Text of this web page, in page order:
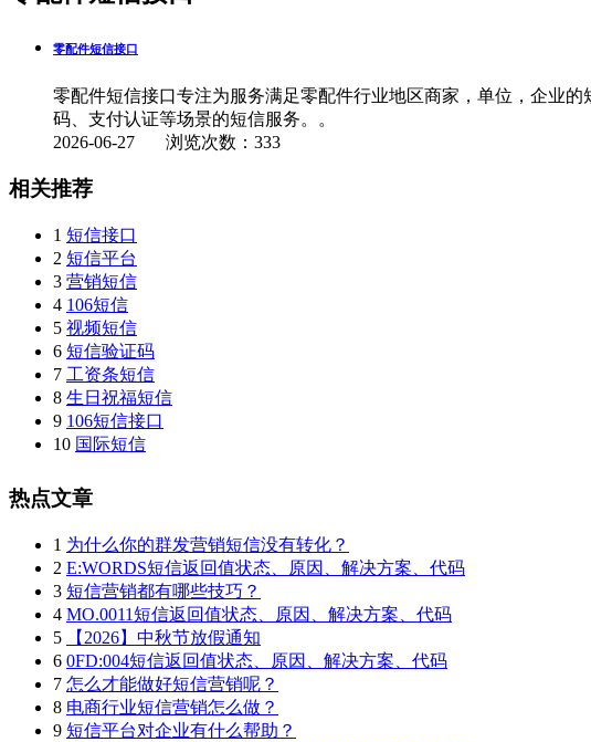
零配件短信接口
零配件短信接口专注为服务满足零配件行业地区商家，单位，企业
码、支付认证等场景的短信服务。。
2026-06-27 浏览次数：333
相关推荐
1 短信接口
2 短信平台
3 营销短信
4 106短信
5 视频短信
6 短信验证码
7 工资条短信
8 生日祝福短信
9 106短信接口
10 国际短信
热点文章
1 为什么你的群发营销短信没有转化？
2 E:WORDS短信返回值状态、原因、解决方案、代码
3 短信营销都有哪些技巧？
4 MO.0011短信返回值状态、原因、解决方案、代码
5
【2026】中秋节放假通知
6 0FD:004短信返回值状态、原因、解决方案、代码
7 怎么才能做好短信营销呢？
8 电商行业短信营销怎么做？
9 短信平台对企业有什么帮助？